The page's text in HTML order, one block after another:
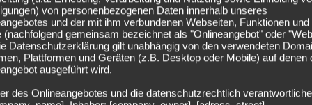
offen: Gosens als
als Robin Gosens im September 2020 für die
direkt das Tor zum 1:1 gegen Spanien in der
von personenbezogenen Daten innerhalb unseres
und der mit ihm verbundenen Webseiten, Funktionen und
(nachfolgend gemeinsam bezeichnet als "Onlineangebot" oder
Datenschutzerklärung gilt unabhängig von den verwendeten
Plattformen und Geräten (z.B. Desktop oder Mobile) auf denen
ausgeführt wird.
des Onlineangebotes und die datenschutzrechtlich